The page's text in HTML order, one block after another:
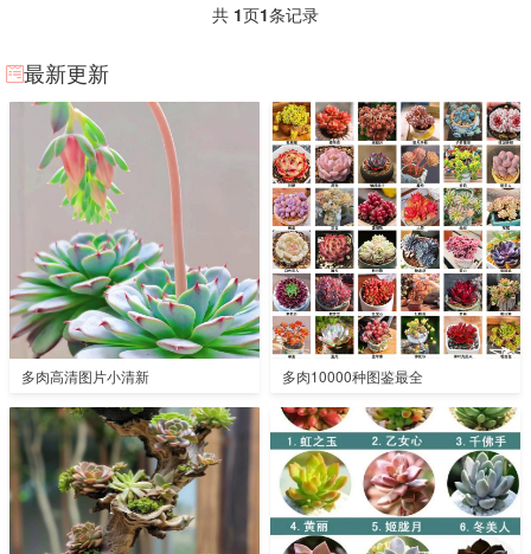
共 1页1条记录
最新更新
多肉高清图片小清新 多肉10000种图鉴最全